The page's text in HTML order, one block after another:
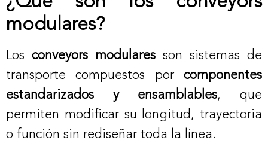
modulares?
Los conveyors modulares son sistemas de
transporte compuestos por componentes
estandarizados y ensamblables, que
permiten modificar su longitud, trayectoria
o función sin rediseñar toda la línea.